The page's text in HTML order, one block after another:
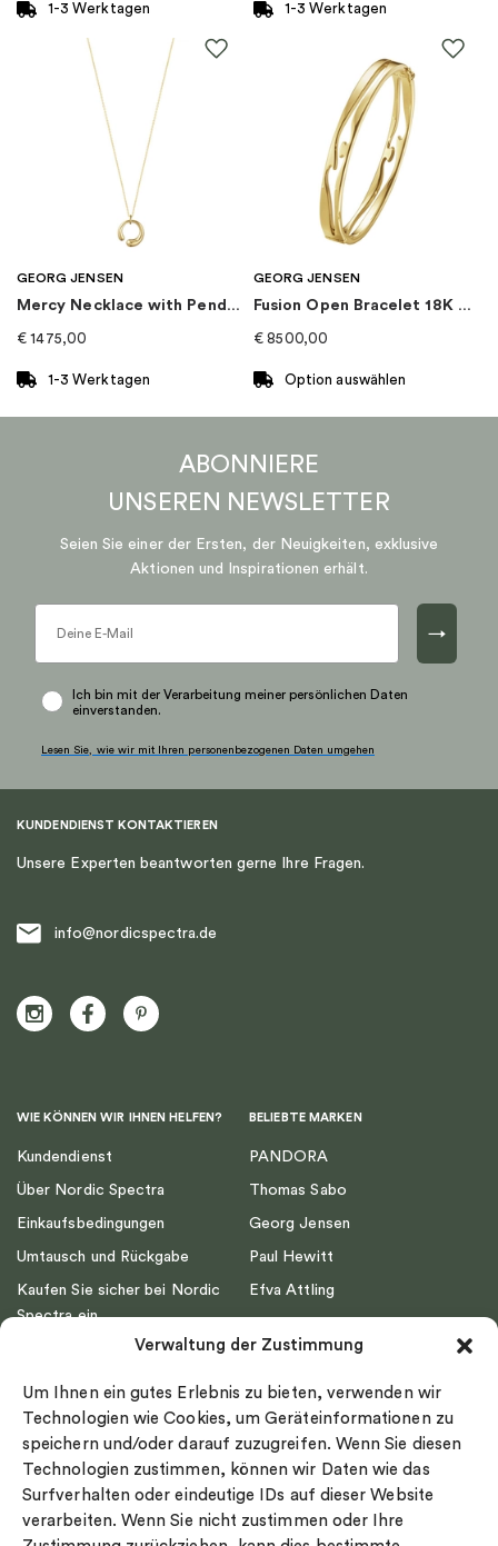
Verwaltung der Zustimmung
Um Ihnen ein gutes Erlebnis zu bieten, verwenden wir
Technologien wie Cookies, um Geräteinformationen zu
speichern und/oder darauf zuzugreifen. Wenn Sie diesen
Technologien zustimmen, können wir Daten wie das
Surfverhalten oder eindeutige IDs auf dieser Website
verarbeiten. Wenn Sie nicht zustimmen oder Ihre
1-3 Werktagen 1-3 Werktagen
GEORG JENSEN
Mercy Necklace with Pendant Gold
€ 1475,00
1-3 Werktagen
GEORG JENSEN
Fusion Open Bracelet 18K Gold
€ 8500,00
Option auswählen
weist
Varianten
auf.
Die
der
Produktseite
werden
ABONNIERE
UNSEREN NEWSLETTER
Seien Sie einer der Ersten, der Neuigkeiten, exklusive
Aktionen und Inspirationen erhält.
→
Ich bin mit der Verarbeitung meiner persönlichen Daten
einverstanden.
Lesen Sie, wie wir mit Ihren personenbezogenen Daten umgehen
KUNDENDIENST KONTAKTIEREN
Unsere Experten beantworten gerne Ihre Fragen.
info@nordicspectra.de
WIE KÖNNEN WIR IHNEN HELFEN?
Kundendienst
Über Nordic Spectra
Einkaufsbedingungen
Umtausch und Rückgabe
Kaufen Sie sicher bei Nordic
Spectra ein
Impressum
Ringgröße
Widerrufsrecht
Cookie-policy
Sekretesspolicy
BELIEBTE MARKEN
PANDORA
Thomas Sabo
Georg Jensen
Paul Hewitt
Efva Attling
Drakenberg Sjölin
Nordic Spectra